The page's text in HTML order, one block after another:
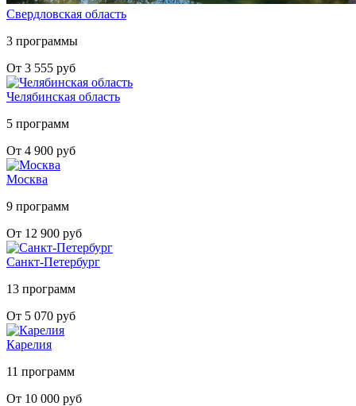
Свердловская область
3 программы
От 3 555 руб
Челябинская область
5 программ
От 4 900 руб
Москва
9 программ
От 12 900 руб
Санкт-Петербург
13 программ
От 5 070 руб
Карелия
11 программ
От 10 000 руб